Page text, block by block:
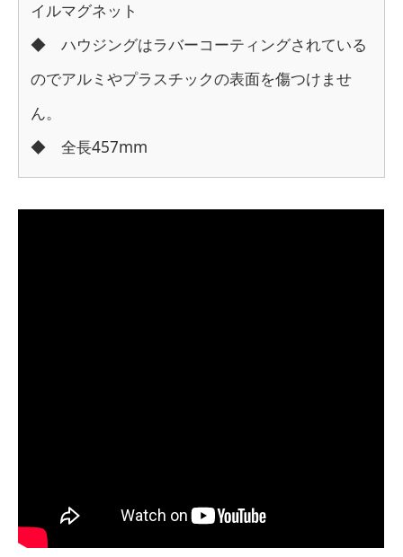
イルマグネット
◆ ハウジングはラバーコーティングされている
のでアルミやプラスチックの表面を傷つけませ
ん。
◆ 全長457mm